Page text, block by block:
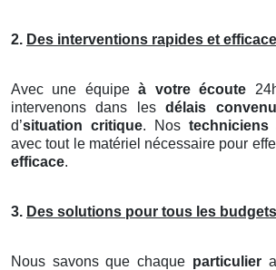
2. Des interventions rapides et
Avec une équipeà votre écoute
intervenons dans lesdélais
d’situation critique. Nos techniciens
avec tout le matériel nécessaire pour
efficace.
3. Des solutions pour tous les budgets
Nous savons que chaque particuliera